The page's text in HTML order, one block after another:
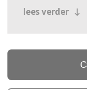
lees verder